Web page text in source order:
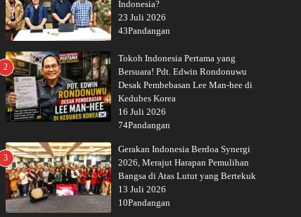
Indonesia?
23 Juli 2026
43Pandangan
2
Tokoh Indonesia Pertama yang
Bersuara! Pdt. Edwin Rondonuwu
Desak Pembebasan Lee Man-hee di
Kedubes Korea
16 Juli 2026
74Pandangan
3
Gerakan Indonesia Berdoa Synergi
2026, Merajut Harapan Pemulihan
Bangsa di Atas Lutut yang Bertekuk
13 Juli 2026
10Pandangan